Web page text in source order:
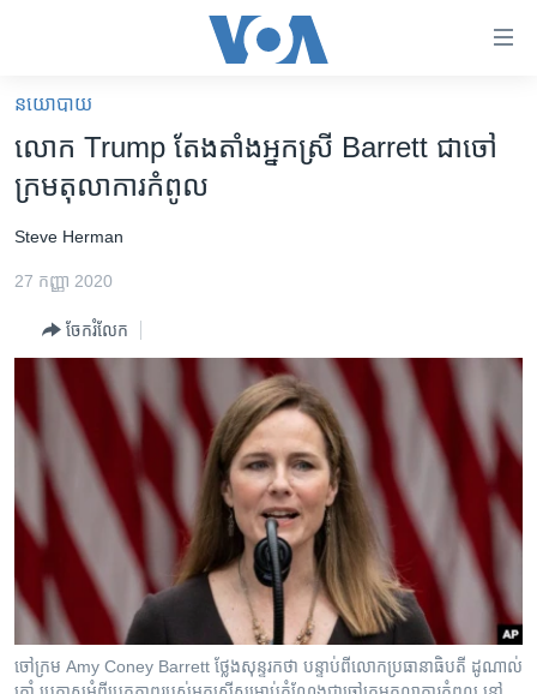
គេហទំព័រ​
ទាក់ទង
និង​
ទំព័រ​
រំលង​
និង​
ទំព័រ​
រចនា
រំលង​
ទៅ​
ហេឡូវីអូអេ
កម្ពុជាច្នៃប្រតិដ្ឋ
ព្រឹត្តិការណ៍ព័ត៌មាន
ទូរទស្សន៍ / វីដេអូ​
វិទ្យុ / ផតខាសថ៍
កម្មវិធីទាំងអស់
Khmer English
បណ្តាញ​សង្គម
នយោបាយ
លោក Trump តែងតាំង​អ្នកស្រី Barrett ជា​ចៅ
ក្រម​តុលាការ​កំពូល
Steve Herman
27 កញ្ញា 2020
ចែករំលែក
ចៅក្រម Amy Coney Barrett ថ្លែង​សុន្ទរកថា បន្ទាប់​ពី​លោក​ប្រធានាធិបតី ដូណាល់